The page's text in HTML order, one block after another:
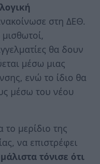
στη ΔΕΘ.
θα δουν
μέσω μιας
ενώ το ίδιο θα
μέσω του νέου
το μερίδιο της
να επιστρέφει
μάλιστα τόνισε ότι